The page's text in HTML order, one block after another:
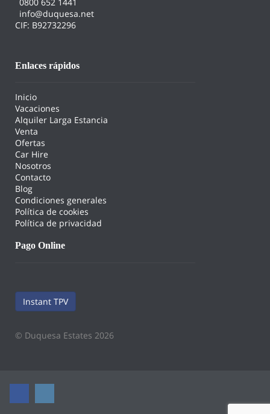
info@duquesa.net
CIF: B92732296
Enlaces rápidos
Inicio
Vacaciones
Alquiler Larga Estancia
Venta
Ofertas
Car Hire
Nosotros
Contacto
Blog
Condiciones generales
Política de cookies
Política de privacidad
Pago Online
Instant TPV
© Duquesa Estates 2026